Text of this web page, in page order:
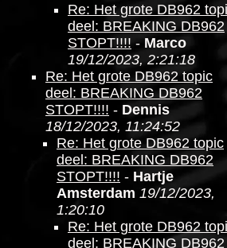
Re: Het grote DB962
deel: BREAKING DB962
STOPT!!!! - Marco
19/12/2023, 2:21:18
Re: Het grote DB962 topic
deel: BREAKING DB962
STOPT!!!! - Dennis
18/12/2023, 11:24:52
Re: Het grote DB962 topic
deel: BREAKING DB962
STOPT!!!! - Hartje
Amsterdam 19/12/2023,
1:20:10
Re: Het grote DB962
deel: BREAKING DB962